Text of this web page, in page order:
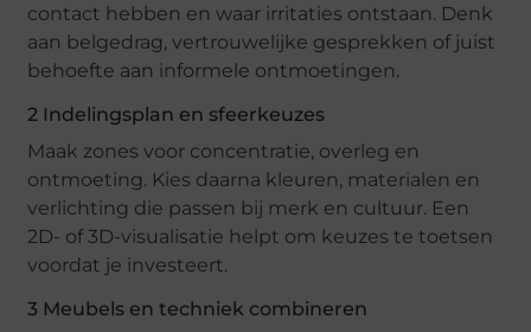
contact hebben en waar irritaties ontstaan. Denk
aan belgedrag, vertrouwelijke gesprekken of juist
behoefte aan informele ontmoetingen.
2 Indelingsplan en sfeerkeuzes
Maak zones voor concentratie, overleg en
ontmoeting. Kies daarna kleuren, materialen en
verlichting die passen bij merk en cultuur. Een
2D- of 3D-visualisatie helpt om keuzes te toetsen
voordat je investeert.
3 Meubels en techniek combineren